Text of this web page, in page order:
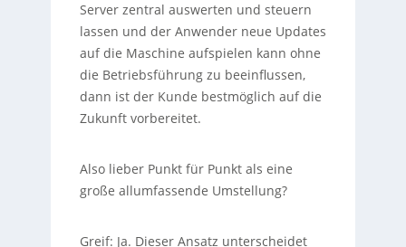
Server zentral auswerten und steuern
lassen und der Anwender neue Updates
auf die Maschine aufspielen kann ohne
die Betriebsführung zu beeinflussen,
dann ist der Kunde bestmöglich auf die
Zukunft vorbereitet.
Also lieber Punkt für Punkt als eine
große allumfassende Umstellung?
Greif: Ja. Dieser Ansatz unterscheidet